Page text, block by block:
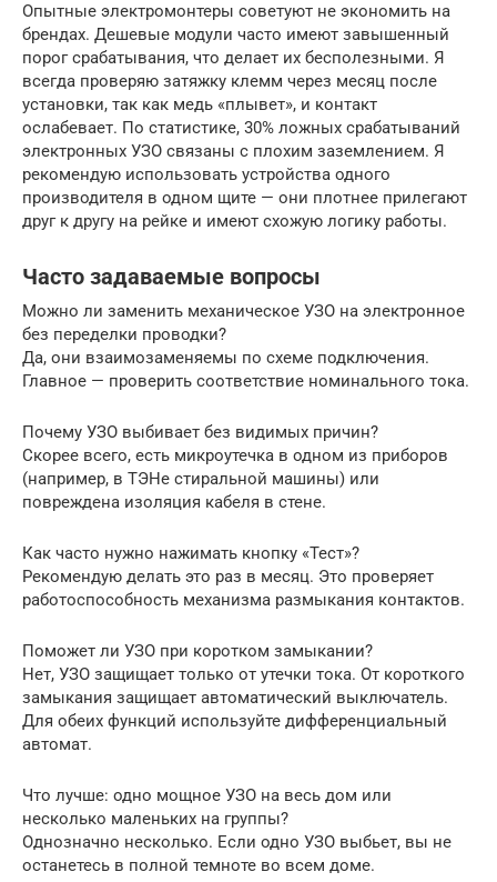
Опытные электромонтеры советуют не экономить на
брендах. Дешевые модули часто имеют завышенный
порог срабатывания, что делает их бесполезными. Я
всегда проверяю затяжку клемм через месяц после
установки, так как медь «плывет», и контакт
ослабевает. По статистике, 30% ложных срабатываний
электронных УЗО связаны с плохим заземлением. Я
рекомендую использовать устройства одного
производителя в одном щите — они плотнее прилегают
друг к другу на рейке и имеют схожую логику работы.
Часто задаваемые вопросы
Можно ли заменить механическое УЗО на электронное
без переделки проводки?
Да, они взаимозаменяемы по схеме подключения.
Главное — проверить соответствие номинального тока.
Почему УЗО выбивает без видимых причин?
Скорее всего, есть микроутечка в одном из приборов
(например, в ТЭНе стиральной машины) или
повреждена изоляция кабеля в стене.
Как часто нужно нажимать кнопку «Тест»?
Рекомендую делать это раз в месяц. Это проверяет
работоспособность механизма размыкания контактов.
Поможет ли УЗО при коротком замыкании?
Нет, УЗО защищает только от утечки тока. От короткого
замыкания защищает автоматический выключатель.
Для обеих функций используйте дифференциальный
автомат.
Что лучше: одно мощное УЗО на весь дом или
несколько маленьких на группы?
Однозначно несколько. Если одно УЗО выбьет, вы не
останетесь в полной темноте во всем доме.